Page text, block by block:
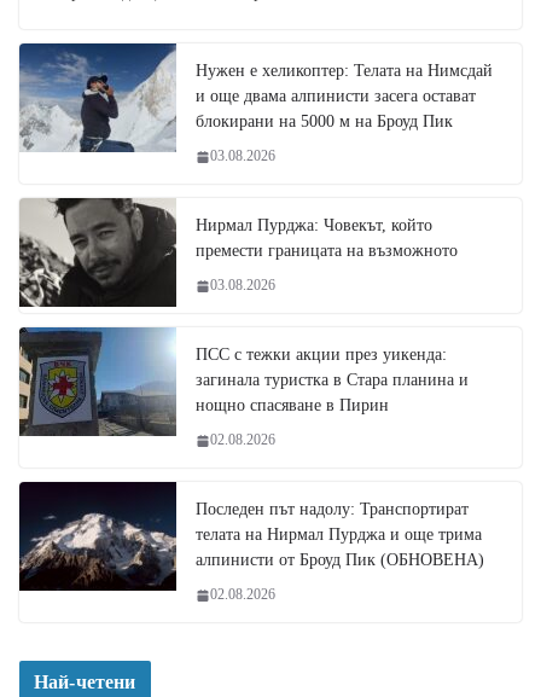
Нужен е хеликоптер: Телата на Нимсдай
и още двама алпинисти засега остават
блокирани на 5000 м на Броуд Пик
03.08.2026
Нирмал Пурджа: Човекът, който
премести границата на възможното
03.08.2026
ПСС с тежки акции през уикенда:
загинала туристка в Стара планина и
нощно спасяване в Пирин
02.08.2026
Последен път надолу: Транспортират
телата на Нирмал Пурджа и още трима
алпинисти от Броуд Пик (ОБНОВЕНА)
02.08.2026
Най-четени